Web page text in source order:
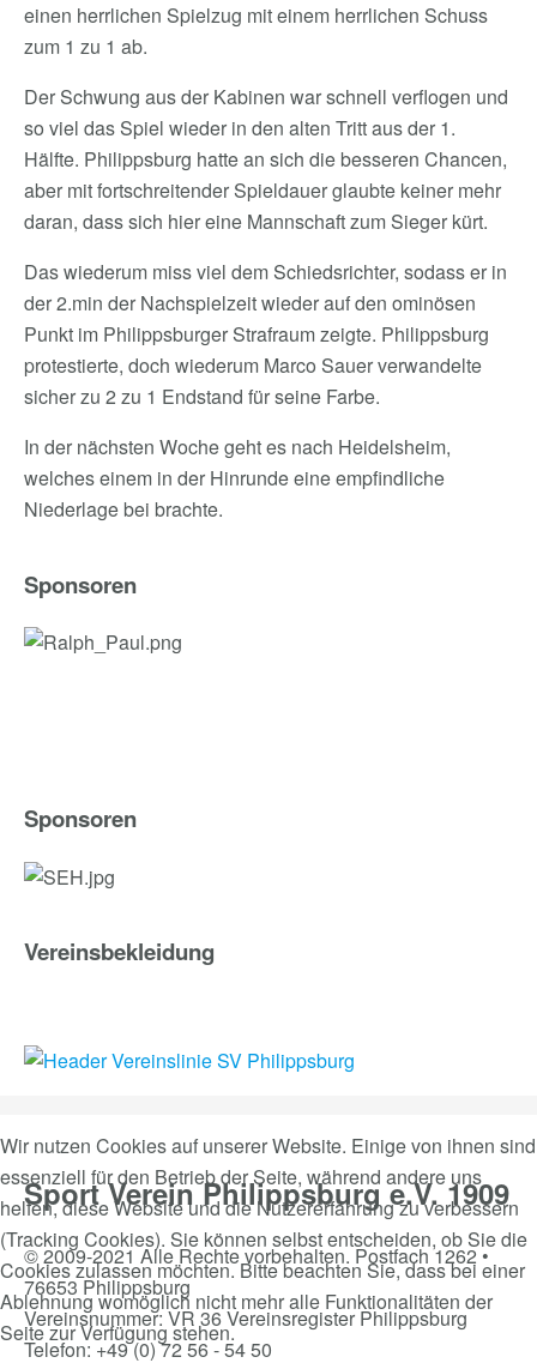
einen herrlichen Spielzug mit einem herrlichen Schuss
zum 1 zu 1 ab.
Der Schwung aus der Kabinen war schnell verflogen und
so viel das Spiel wieder in den alten Tritt aus der 1.
Hälfte. Philippsburg hatte an sich die besseren Chancen,
aber mit fortschreitender Spieldauer glaubte keiner mehr
daran, dass sich hier eine Mannschaft zum Sieger kürt.
Das wiederum miss viel dem Schiedsrichter, sodass er in
der 2.min der Nachspielzeit wieder auf den ominösen
Punkt im Philippsburger Strafraum zeigte. Philippsburg
protestierte, doch wiederum Marco Sauer verwandelte
sicher zu 2 zu 1 Endstand für seine Farbe.
In der nächsten Woche geht es nach Heidelsheim,
welches einem in der Hinrunde eine empfindliche
Niederlage bei brachte.
Sponsoren
Sponsoren
Vereinsbekleidung
Sport Verein Philippsburg e.V. 1909
© 2009-2021 Alle Rechte vorbehalten. Postfach 1262 •
76653 Philippsburg
Vereinsnummer: VR 36 Vereinsregister Philippsburg
Telefon: +49 (0) 72 56 - 54 50
Wir nutzen Cookies auf unserer Website. Einige von ihnen sind
essenziell für den Betrieb der Seite, während andere uns
helfen, diese Website und die Nutzererfahrung zu verbessern
(Tracking Cookies). Sie können selbst entscheiden, ob Sie die
Cookies zulassen möchten. Bitte beachten Sie, dass bei einer
Ablehnung womöglich nicht mehr alle Funktionalitäten der
Seite zur Verfügung stehen.